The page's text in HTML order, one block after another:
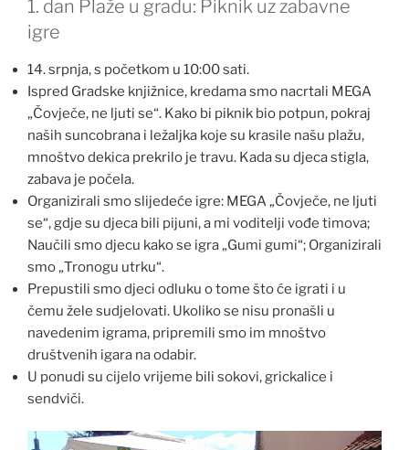
1. dan Plaže u gradu: Piknik uz zabavne
igre
14. srpnja, s početkom u 10:00 sati.
Ispred Gradske knjižnice, kredama smo nacrtali MEGA
„Čovječe, ne ljuti se“. Kako bi piknik bio potpun, pokraj
naših suncobrana i ležaljka koje su krasile našu plažu,
mnoštvo dekica prekrilo je travu. Kada su djeca stigla,
zabava je počela.
Organizirali smo slijedeće igre: MEGA „Čovječe, ne ljuti
se“, gdje su djeca bili pijuni, a mi voditelji vođe timova;
Naučili smo djecu kako se igra „Gumi gumi“; Organizirali
smo „Tronogu utrku“.
Prepustili smo djeci odluku o tome što će igrati i u
čemu žele sudjelovati. Ukoliko se nisu pronašli u
navedenim igrama, pripremili smo im mnoštvo
društvenih igara na odabir.
U ponudi su cijelo vrijeme bili sokovi, grickalice i
sendviči.